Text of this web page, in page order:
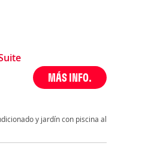
MÁS INFO.
y jardín con piscina al